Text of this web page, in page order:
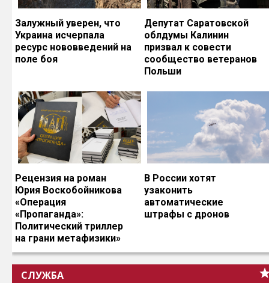
Залужный уверен, что
Украина исчерпала
ресурс нововведений на
поле боя
Депутат Саратовской
облдумы Калинин
призвал к совести
сообщество ветеранов
Польши
Рецензия на роман
Юрия Воскобойникова
«Операция
«Пропаганда»:
Политический триллер
на грани метафизики»
В России хотят
узаконить
автоматические
штрафы с дронов
СЛУЖБА